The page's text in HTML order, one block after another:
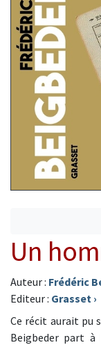
Un
Auteur : Frédéric
Editeur : Grasset ›
Ce récit aurait pu
Beigbeder part à